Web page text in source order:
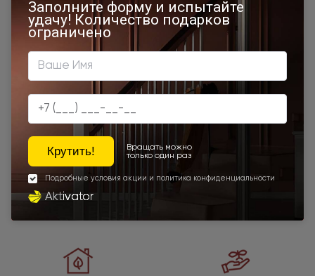
Наши преимущества
Программы
лояльности